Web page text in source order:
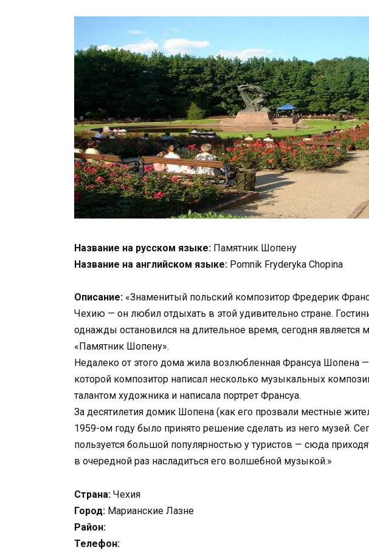
Название на русском языке: Памятник Шопену
Название на английском языке: Pomnik Fryderyka Chopina
Описание: «Знаменитый польский композитор Фредерик
Чехию — он любил отдыхать в этой удивительно стране.
однажды остановился на длительное время, сегодня является
«Памятник Шопену».
Недалеко от этого дома жила возлюбленная Франсуа Шопена
которой композитор написал несколько музыкальных
талантом художника и написала портрет Франсуа.
За десятилетия домик Шопена (как его прозвали местные
1959-ом году было принято решение сделать из него музей.
пользуется большой популярностью у туристов — сюда
в очередной раз насладиться его волшебной музыкой.»
Страна: Чехия
Город: Марианские Лазне
Район:
Телефон: